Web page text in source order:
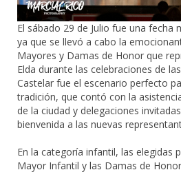
El sábado 29 de Julio fue una fecha
ya que se llevó a cabo la
Mayores y Damas de Honor que
Elda durante las celebraciones de
Castelar fue el escenario perfecto
tradición, que contó con la
de la ciudad y delegaciones
bienvenida a las nuevas
En la categoría infantil, las elegidas
Mayor Infantil y las Damas de